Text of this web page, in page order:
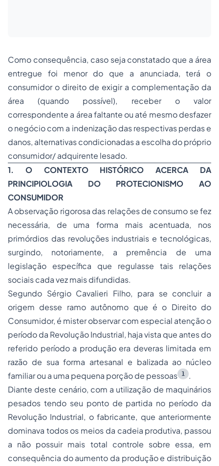
Como consequência, caso seja constatado que a área
entregue foi menor do que a anunciada, terá o
consumidor o direito de exigir a complementação da
área (quando possível), receber o valor
correspondente a área faltante ou até mesmo desfazer
o negócio com a indenização das respectivas perdas e
danos, alternativas condicionadas a escolha do próprio
consumidor/ adquirente lesado.
1. O CONTEXTO HISTÓRICO ACERCA DA
PRINCIPIOLOGIA DO PROTECIONISMO AO
CONSUMIDOR
A observação rigorosa das relações de consumo se fez
necessária, de uma forma mais acentuada, nos
primórdios das revoluções industriais e tecnológicas,
surgindo, notoriamente, a premência de uma
legislação específica que regulasse tais relações
sociais cada vez mais difundidas.
Segundo Sérgio Cavalieri Filho, para se concluir a
origem desse ramo autônomo que é o Direito do
Consumidor, é mister observar com especial atenção o
período da Revolução Industrial, haja vista que antes do
referido período a produção era deveras limitada em
razão de sua forma artesanal e balizada ao núcleo
familiar ou a uma pequena porção de pessoas
1
.
Diante deste cenário, com a utilização de maquinários
pesados tendo seu ponto de partida no período da
Revolução Industrial, o fabricante, que anteriormente
dominava todos os meios da cadeia produtiva, passou
a não possuir mais total controle sobre essa, em
consequência do aumento da produção e distribuição